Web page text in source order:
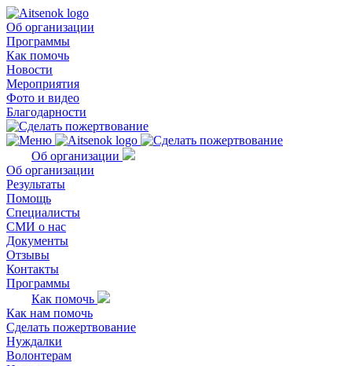
Об организации
Программы
Как помочь
Новости
Мероприятия
Фото и видео
Благодарности
Об организации
Об организации
Результаты
Помощь
Специалисты
СМИ о нас
Документы
Отзывы
Контакты
Программы
Как помочь
Как нам помочь
Сделать пожертвование
Нуждалки
Волонтерам